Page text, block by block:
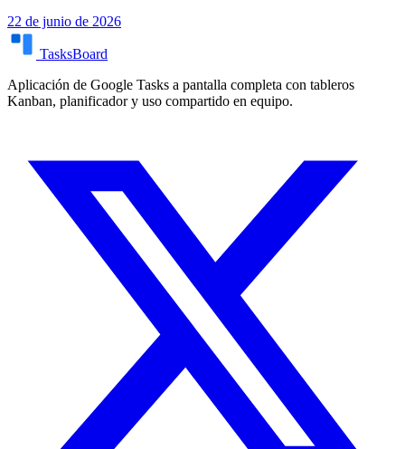
22 de junio de 2026
TasksBoard
Aplicación de Google Tasks a pantalla completa con tableros
Kanban, planificador y uso compartido en equipo.